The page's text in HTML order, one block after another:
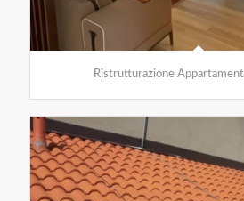
Ristrutturazione